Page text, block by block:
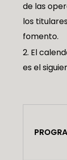
de las
los
fomento.
El
es el